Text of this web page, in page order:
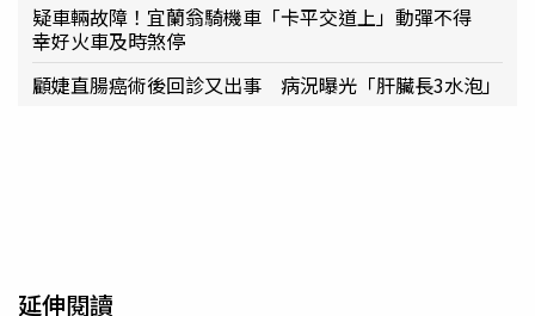
疑車輛故障！宜蘭翁騎機車「卡平交道上」動彈不得
幸好火車及時煞停
顧婕直腸癌術後回診又出事 病況曝光「肝臟長3水泡」
延伸閱讀